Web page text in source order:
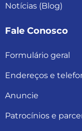
Notícias (Blog)
Fale Conosco
Formulário geral
Endereços e
Anuncie
Patrocínios e